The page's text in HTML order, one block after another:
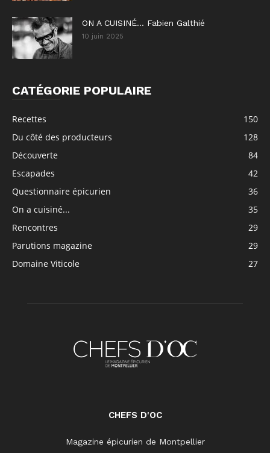
ON A CUISINÉ… Fabien Galthié
10 juin 2025
CATÉGORIE POPULAIRE
Recettes
150
Du côté des producteurs
128
Découverte
84
Escapades
42
Questionnaire épicurien
36
On a cuisiné...
35
Rencontres
29
Parutions magazine
29
Domaine Viticole
27
CHEFS D'OC
Magazine épicurien de Montpellier